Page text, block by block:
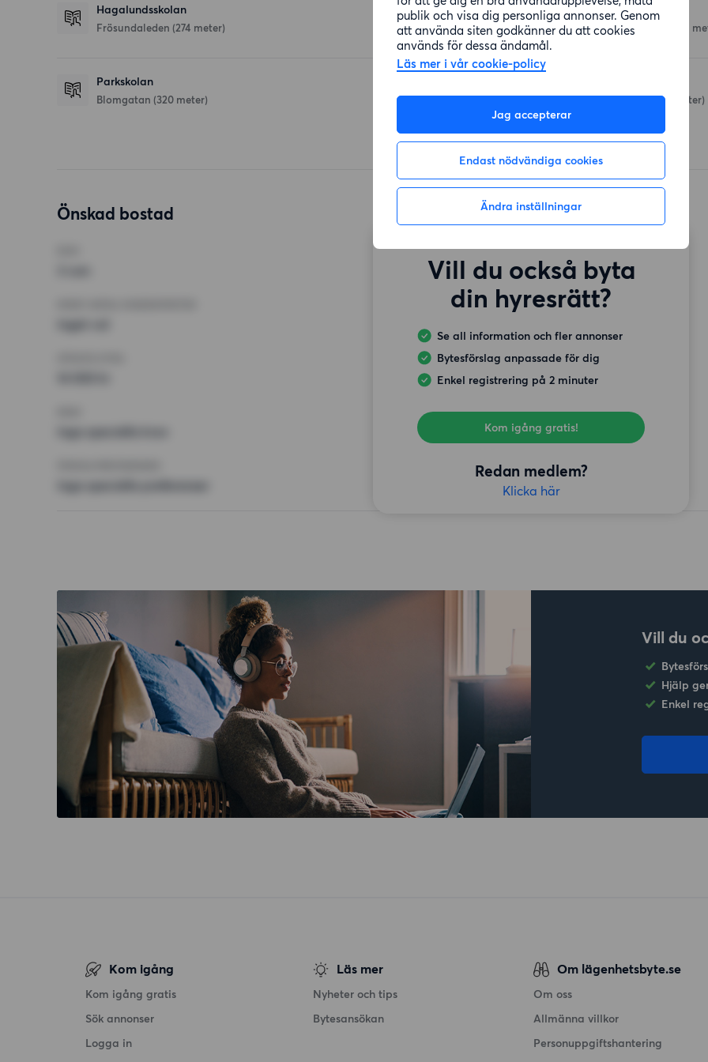
publik och visa dig personliga annonser. Genom
att använda siten godkänner du att cookies
används för dessa ändamål.
Läs mer i vår cookie-policy
Jag accepterar
Endast nödvändiga cookies
Ändra inställningar
Hagalundsskolan
Frösundaleden (274 meter)
Parkskolan
Blomgatan (320 meter)
Coop Vasalund
Södra Långgatan 27 (219
Centrumslingan(272 meter)
Önskad bostad
Vill du också byta
din hyresrätt?
Se all information och fler annonser
Bytesförslag anpassade för dig
Enkel registrering på 2 minuter
Kom igång gratis!
Redan medlem?
Klicka här
Vill du
Hjälp
Enkel
Kom igång
Kom igång gratis
Sök annonser
Logga in
Läs mer
Nyheter och tips
Bytesansökan
Om lägenhetsbyte.se
Om oss
Allmänna villkor
Personuppgiftshantering